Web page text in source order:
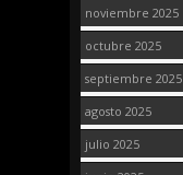
noviembre 2025
octubre 2025
septiembre 2025
agosto 2025
julio 2025